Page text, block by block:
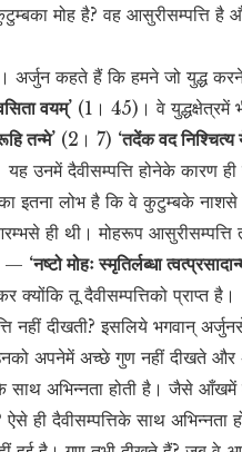
मोह है? वह आसुरीसम्पत्ति है
कहते हैं कि हमने जो युद्ध
वयम्’ (1। 45)। वे युद्धक्षेत्रमें
तन्मे’ (2। 7) ‘तदेंक वद निश्चित्य
उनमें दैवीसम्पत्ति होनेके कारण
इतना लोभ है कि वे कुटुम्बके
आरम्भसे ही थी। मोहरूप
— ‘नष्टो मोहः स्मृतिर्लब्धा
क्योंकि तू दैवीसम्पत्तिको प्राप्त है।
नहीं दीखती? इसलिये भगवान्
अपनेमें अच्छे गुण नहीं दीखते
साथ अभिन्नता होती है। जैसे
ही दैवीसम्पत्तिके साथ